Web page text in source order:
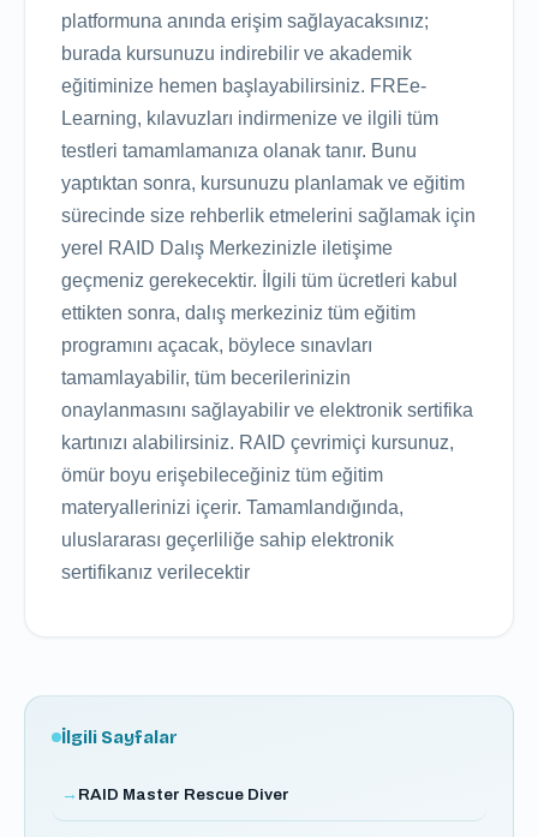
platformuna anında erişim sağlayacaksınız;
burada kursunuzu indirebilir ve akademik
eğitiminize hemen başlayabilirsiniz. FREe-
Learning, kılavuzları indirmenize ve ilgili tüm
testleri tamamlamanıza olanak tanır. Bunu
yaptıktan sonra, kursunuzu planlamak ve eğitim
sürecinde size rehberlik etmelerini sağlamak için
yerel RAID Dalış Merkezinizle iletişime
geçmeniz gerekecektir. İlgili tüm ücretleri kabul
ettikten sonra, dalış merkeziniz tüm eğitim
programını açacak, böylece sınavları
tamamlayabilir, tüm becerilerinizin
onaylanmasını sağlayabilir ve elektronik sertifika
kartınızı alabilirsiniz. RAID çevrimiçi kursunuz,
ömür boyu erişebileceğiniz tüm eğitim
materyallerinizi içerir. Tamamlandığında,
uluslararası geçerliliğe sahip elektronik
sertifikanız verilecektir
İlgili Sayfalar
RAID Master Rescue Diver